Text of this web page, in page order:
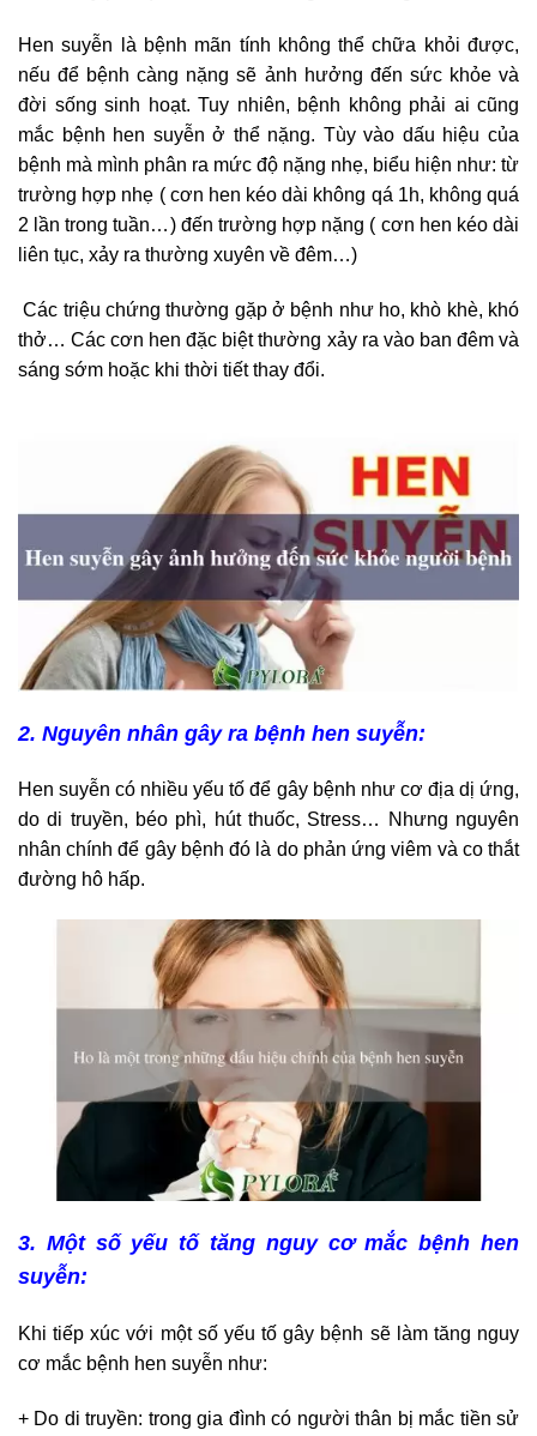
Hen suyễn là bệnh mãn tính không thể chữa khỏi được,
nếu để bệnh càng nặng sẽ ảnh hưởng đến sức khỏe và
đời sống sinh hoạt. Tuy nhiên, bệnh không phải ai cũng
mắc bệnh hen suyễn ở thể nặng. Tùy vào dấu hiệu của
bệnh mà mình phân ra mức độ nặng nhẹ, biểu hiện như: từ
trường hợp nhẹ ( cơn hen kéo dài không qá 1h, không quá
2 lần trong tuần…) đến trường hợp nặng ( cơn hen kéo dài
liên tục, xảy ra thường xuyên về đêm…)
Các triệu chứng thường gặp ở bệnh như ho, khò khè, khó
thở… Các cơn hen đặc biệt thường xảy ra vào ban đêm và
sáng sớm hoặc khi thời tiết thay đổi.
2. Nguyên nhân gây ra bệnh hen suyễn:
Hen suyễn có nhiều yếu tố để gây bệnh như cơ địa dị ứng,
do di truyền, béo phì, hút thuốc, Stress… Nhưng nguyên
nhân chính để gây bệnh đó là do phản ứng viêm và co thắt
đường hô hấp.
3. Một số yếu tố tăng nguy cơ mắc bệnh hen
suyễn:
Khi tiếp xúc với một số yếu tố gây bệnh sẽ làm tăng nguy
cơ mắc bệnh hen suyễn như:
+ Do di truyền: trong gia đình có người thân bị mắc tiền sử